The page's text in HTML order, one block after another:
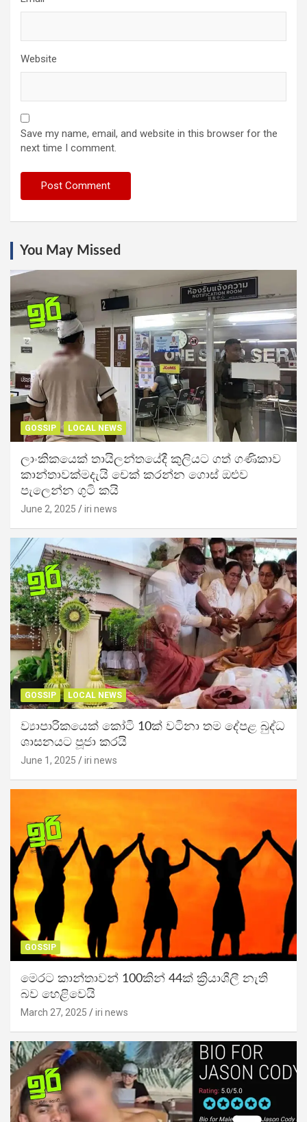
Website
Save my name, email, and website in this browser for the
next time I comment.
You May Missed
GOSSIP LOCAL NEWS
ලාංකිකයෙක් තායිලන්තයේදී කුලියට ගත් ගණිකාව
කාන්තාවක්මදැයි චෙක් කරන්න ගොස් ඔළුව
පැලෙන්න ගුටි කයි
June 2, 2025 iri news
GOSSIP LOCAL NEWS
ව්‍යාපාරිකයෙක් කෝටි 10ක් වටිනා තම දේපළ බුද්ධ
ශාසනයට පූජා කරයි
June 1, 2025 iri news
GOSSIP
මෙරට කාන්තාවන් 100කින් 44ක් ක්‍රියාශීලී නැති
බව හෙළිවෙයි
March 27, 2025 iri news